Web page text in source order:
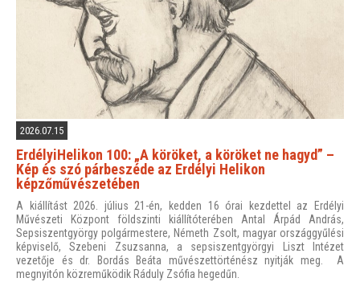
2026.07.15
ErdélyiHelikon 100: „A köröket, a köröket ne hagyd” –
Kép és szó párbeszéde az Erdélyi Helikon
képzőművészetében
A kiállítást 2026. július 21-én, kedden 16 órai kezdettel az Erdélyi
Művészeti Központ földszinti kiállítóterében Antal Árpád András,
Sepsiszentgyörgy polgármestere, Németh Zsolt, magyar országgyűlési
képviselő, Szebeni Zsuzsanna, a sepsiszentgyörgyi Liszt Intézet
vezetője és dr. Bordás Beáta művészettörténész nyitják meg. A
megnyitón közreműködik Ráduly Zsófia hegedűn.